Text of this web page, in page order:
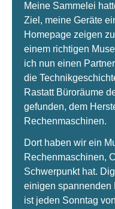
Meine Sammelei
Ziel, meine Geräte
Homepage zeigen
einem richtigen
ich nun einen
die
Rastatt Büroräume
gefunden, dem
Rechenmaschinen.
Dort haben wir ein
Rechenmaschinen,
Schwerpunkt hat.
einigen spannenden
ist jeden Sonntag